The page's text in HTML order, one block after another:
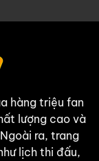
hàng triệu fan
lượng cao và
ra, trang
lịch thi đấu,